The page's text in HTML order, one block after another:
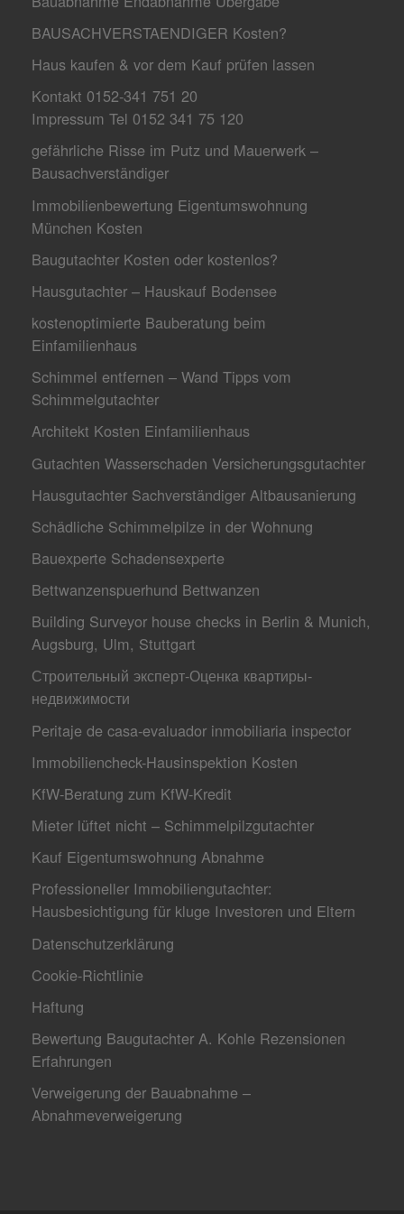
BAUSACHVERSTAENDIGER Kosten?
Haus kaufen & vor dem Kauf prüfen lassen
Kontakt 0152-341 751 20
Impressum Tel 0152 341 75 120
gefährliche Risse im Putz und Mauerwerk –
Bausachverständiger
Immobilienbewertung Eigentumswohnung
München Kosten
Baugutachter Kosten oder kostenlos?
Hausgutachter – Hauskauf Bodensee
kostenoptimierte Bauberatung beim
Einfamilienhaus
Schimmel entfernen – Wand Tipps vom
Schimmelgutachter
Architekt Kosten Einfamilienhaus
Gutachten Wasserschaden Versicherungsgutachter
Hausgutachter Sachverständiger Altbausanierung
Schädliche Schimmelpilze in der Wohnung
Bauexperte Schadensexperte
Bettwanzenspuerhund Bettwanzen
Building Surveyor house checks in Berlin & Munich,
Augsburg, Ulm, Stuttgart
Строительный эксперт-Оценкa квартиры-
недвижимости
Peritaje de casa-evaluador inmobiliaria inspector
Immobiliencheck-Hausinspektion Kosten
KfW-Beratung zum KfW-Kredit
Mieter lüftet nicht – Schimmelpilzgutachter
Kauf Eigentumswohnung Abnahme
Professioneller Immobiliengutachter:
Hausbesichtigung für kluge Investoren und Eltern
Datenschutzerklärung
Cookie-Richtlinie
Haftung
Bewertung Baugutachter A. Kohle Rezensionen
Erfahrungen
Verweigerung der Bauabnahme –
Abnahmeverweigerung